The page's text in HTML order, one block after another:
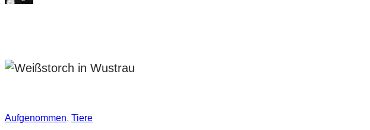
Aufgenommen, Tiere